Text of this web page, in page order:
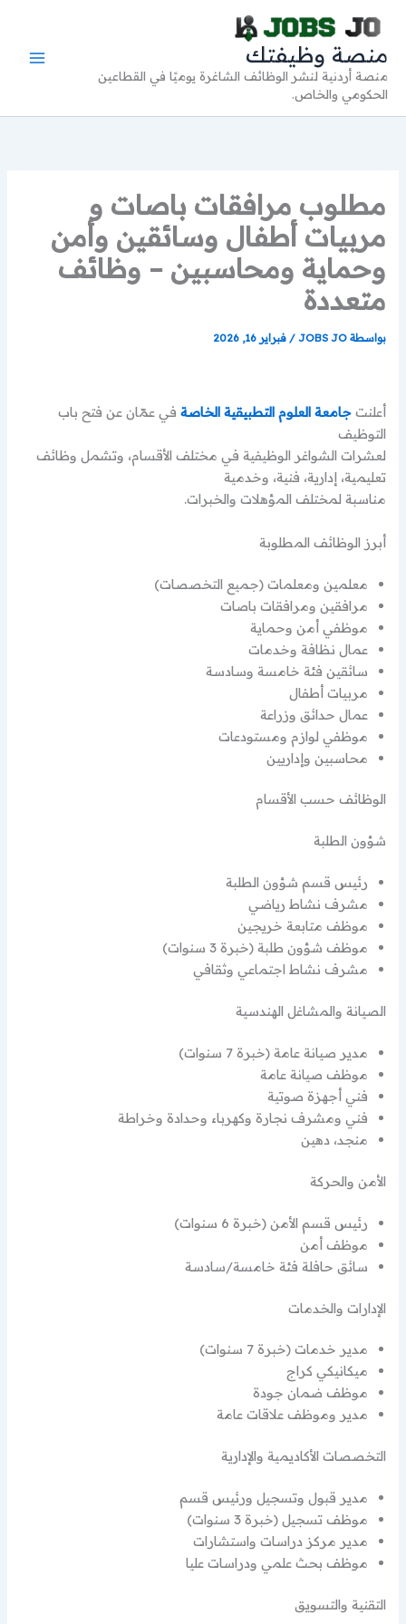
المحتوى
منصة وظيفتك
منصة أردنية لنشر الوظائف الشاغرة يوميًا في القطاعين
الحكومي والخاص.
مطلوب مرافقات باصات و
مربيات أطفال وسائقين وأمن
وحماية ومحاسبين – وظائف
متعددة
بواسطة JOBS JO
/فبراير 16, 2026
أعلنتجامعة العلوم التطبيقية الخاصة في عمّان عن فتح باب
التوظيف
لعشرات الشواغر الوظيفية في مختلف الأقسام، وتشمل وظائف
تعليمية، إدارية، فنية، وخدمية
مناسبة لمختلف المؤهلات والخبرات.
أبرز الوظائف المطلوبة
معلمين ومعلمات (جميع التخصصات)
مرافقين ومرافقات باصات
موظفي أمن وحماية
عمال نظافة وخدمات
سائقين فئة خامسة وسادسة
مربيات أطفال
عمال حدائق وزراعة
موظفي لوازم ومستودعات
محاسبين وإداريين
الوظائف حسب الأقسام
شؤون الطلبة
رئيس قسم شؤون الطلبة
مشرف نشاط رياضي
موظف متابعة خريجين
موظف شؤون طلبة (خبرة 3 سنوات)
مشرف نشاط اجتماعي وثقافي
الصيانة والمشاغل الهندسية
مدير صيانة عامة (خبرة 7 سنوات)
موظف صيانة عامة
فني أجهزة صوتية
فني ومشرف نجارة وكهرباء وحدادة وخراطة
منجد، دهين
الأمن والحركة
رئيس قسم الأمن (خبرة 6 سنوات)
موظف أمن
سائق حافلة فئة خامسة/سادسة
الإدارات والخدمات
مدير خدمات (خبرة 7 سنوات)
ميكانيكي كراج
موظف ضمان جودة
مدير وموظف علاقات عامة
التخصصات الأكاديمية والإدارية
مدير قبول وتسجيل ورئيس قسم
موظف تسجيل (خبرة 3 سنوات)
مدير مركز دراسات واستشارات
موظف بحث علمي ودراسات عليا
التقنية والتسويق